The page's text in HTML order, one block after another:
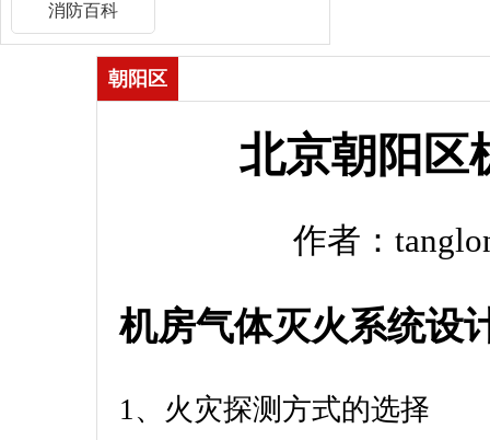
消防百科
朝阳区
北京朝阳区
作者：
机房气体灭火系统设
1、火灾探测方式的选择